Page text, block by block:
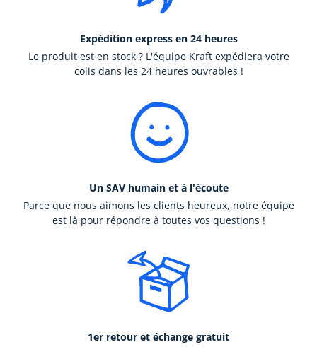
Expédition express en 24 heures
Le produit est en stock ? L'équipe Kraft expédiera votre
colis dans les 24 heures ouvrables !
Un SAV humain et à l'écoute
Parce que nous aimons les clients heureux, notre équipe
est là pour répondre à toutes vos questions !
1er retour et échange gratuit